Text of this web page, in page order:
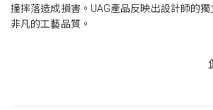
撞摔落造成損害。UAG產品反映出設計師的
非凡的工藝品質。